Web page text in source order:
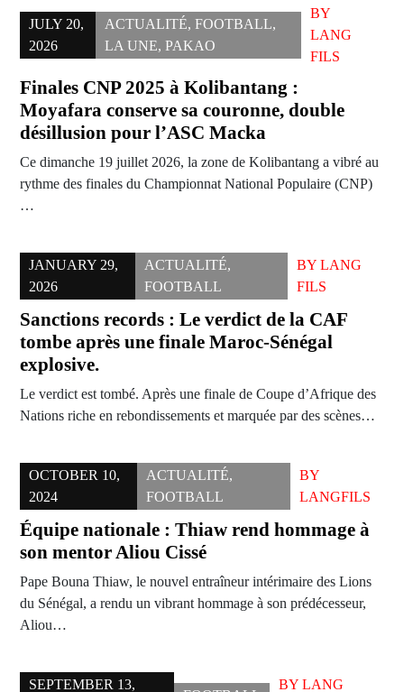
JULY 20,
2026
ACTUALITÉ, FOOTBALL,
LA UNE, PAKAO
BY
LANG
FILS
Finales CNP 2025 à Kolibantang :
Moyafara conserve sa couronne, double
désillusion pour l’ASC Macka
Ce dimanche 19 juillet 2026, la zone de Kolibantang a vibré au
rythme des finales du Championnat National Populaire (CNP)
…
JANUARY 29,
2026
ACTUALITÉ,
FOOTBALL
BY LANG
FILS
Sanctions records : Le verdict de la CAF
tombe après une finale Maroc-Sénégal
explosive.
Le verdict est tombé. Après une finale de Coupe d’Afrique des
Nations riche en rebondissements et marquée par des scènes…
OCTOBER 10,
2024
ACTUALITÉ,
FOOTBALL
BY
LANGFILS
Équipe nationale : Thiaw rend hommage à
son mentor Aliou Cissé
Pape Bouna Thiaw, le nouvel entraîneur intérimaire des Lions
du Sénégal, a rendu un vibrant hommage à son prédécesseur,
Aliou…
SEPTEMBER 13, BYLANG